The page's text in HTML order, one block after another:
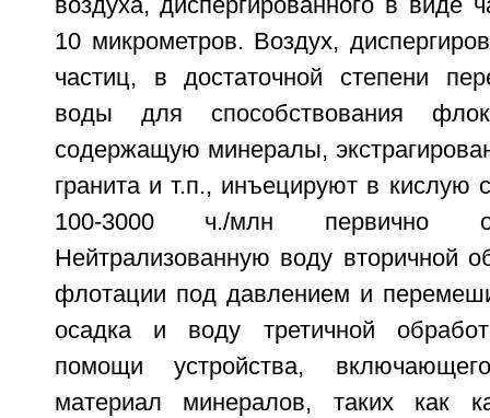
воздуха, диспергированного в виде
10 микрометров. Воздух,
частиц, в достаточной степени
воды для способствования
содержащую минералы,
гранита и т.п., инъецируют в кислую
100-3000 ч./млн первично
Нейтрализованную воду вторичной
флотации под давлением и
осадка и воду третичной
помощи устройства,
материал минералов, таких как